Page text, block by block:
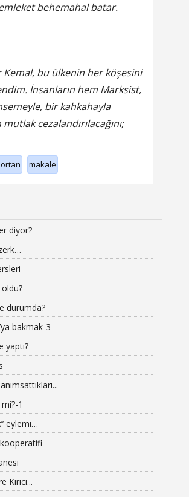
behemahal batar.
Kemal, bu ülkenin her köşesini
İnsanların hem Marksist,
bir kahkahayla
cezalandırılacağını;
makale
diyor?
oldu?
durumda?
bakmak-3
yaptı?
1
eylemi…